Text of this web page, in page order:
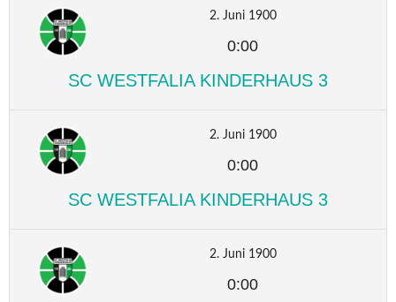
2. Juni 1900
0:00
SC WESTFALIA KINDERHAUS 3
2. Juni 1900
0:00
SC WESTFALIA KINDERHAUS 3
2. Juni 1900
0:00